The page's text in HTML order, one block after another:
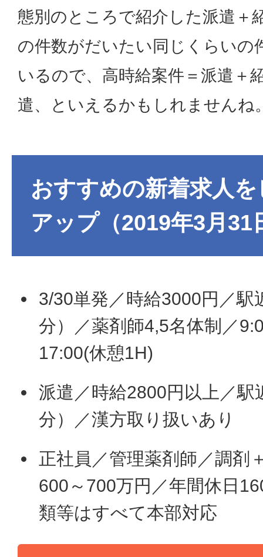
態別のところで紹介した派遣＋
の件数がだいたい同じくらいの
いるので、高時給案件＝派遣＋
遣、といえるかもしれませんね
おすすめの新着求人
アップ（2019年3月31
3/30単発／時給3000円／駅
分）／薬剤師4,5名体制／
17:00(休憩1H)
派遣／時給2800円以上／駅
分）／漢方取り扱いあり
正社員／管理薬剤師／調剤
600～700万円／年間休日
類等はすべて本部対応